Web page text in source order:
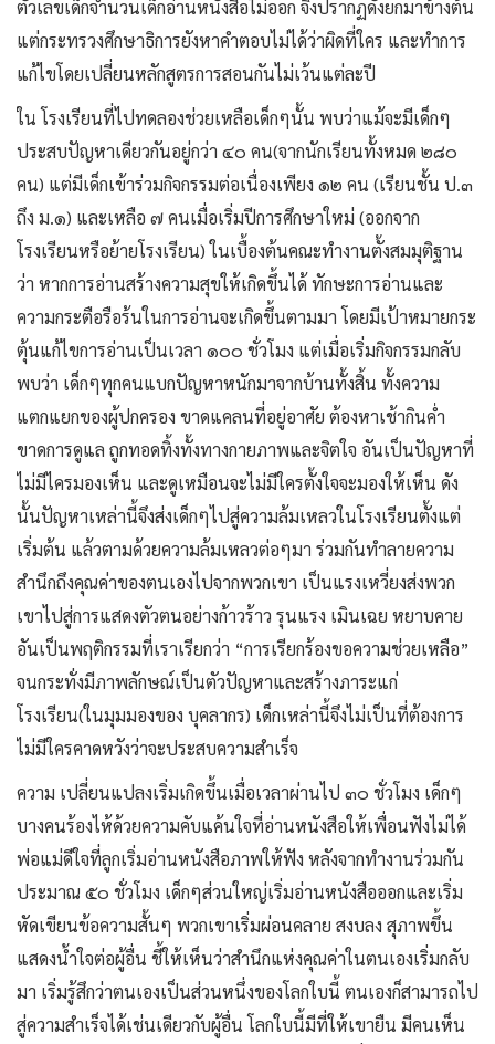
ตัวเลขเด็กจำนวนเด็กอ่านหนังสือไม่ออก จึงปรากฏดังยกมาข้างต้น
แต่กระทรวงศึกษาธิการยังหาคำตอบไม่ได้ว่าผิดที่ใคร และทำการ
แก้ไขโดยเปลี่ยนหลักสูตรการสอนกันไม่เว้นแต่ละปี
ใน โรงเรียนที่ไปทดลองช่วยเหลือเด็กๆนั้น พบว่าแม้จะมีเด็กๆ
ประสบปัญหาเดียวกันอยู่กว่า ๔๐ คน(จากนักเรียนทั้งหมด ๒๘๐
คน) แต่มีเด็กเข้าร่วมกิจกรรมต่อเนื่องเพียง ๑๒ คน (เรียนชั้น ป.๓
ถึง ม.๑) และเหลือ ๗ คนเมื่อเริ่มปีการศึกษาใหม่ (ออกจาก
โรงเรียนหรือย้ายโรงเรียน) ในเบื้องต้นคณะทำงานตั้งสมมุติฐาน
ว่า หากการอ่านสร้างความสุขให้เกิดขึ้นได้ ทักษะการอ่านและ
ความกระตือรือร้นในการอ่านจะเกิดขึ้นตามมา โดยมีเป้าหมายกระ
ตุ้นแก้ไขการอ่านเป็นเวลา ๑๐๐ ชั่วโมง แต่เมื่อเริ่มกิจกรรมกลับ
พบว่า เด็กๆทุกคนแบกปัญหาหนักมาจากบ้านทั้งสิ้น ทั้งความ
แตกแยกของผู้ปกครอง ขาดแคลนที่อยู่อาศัย ต้องหาเช้ากินค่ำ
ขาดการดูแล ถูกทอดทิ้งทั้งทางกายภาพและจิตใจ อันเป็นปัญหาที่
ไม่มีไครมองเห็น และดูเหมือนจะไม่มีใครตั้งใจจะมองให้เห็น ดัง
นั้นปัญหาเหล่านี้จึงส่งเด็กๆไปสู่ความล้มเหลวในโรงเรียนตั้งแต่
เริ่มต้น แล้วตามด้วยความล้มเหลวต่อๆมา ร่วมกันทำลายความ
สำนึกถึงคุณค่าของตนเองไปจากพวกเขา เป็นแรงเหวี่ยงส่งพวก
เขาไปสู่การแสดงตัวตนอย่างก้าวร้าว รุนแรง เมินเฉย หยาบคาย
อันเป็นพฤติกรรมที่เราเรียกว่า “การเรียกร้องขอความช่วยเหลือ”
จนกระทั่งมีภาพลักษณ์เป็นตัวปัญหาและสร้างภาระแก่
โรงเรียน(ในมุมมองของ บุคลากร) เด็กเหล่านี้จึงไม่เป็นที่ต้องการ
ไม่มีใครคาดหวังว่าจะประสบความสำเร็จ
ความ เปลี่ยนแปลงเริ่มเกิดขึ้นเมื่อเวลาผ่านไป ๓๐ ชั่วโมง เด็กๆ
บางคนร้องไห้ด้วยความคับแค้นใจที่อ่านหนังสือให้เพื่อนฟังไม่ได้
พ่อแม่ดีใจที่ลูกเริ่มอ่านหนังสือภาพให้ฟัง หลังจากทำงานร่วมกัน
ประมาณ ๕๐ ชั่วโมง เด็กๆส่วนใหญ่เริ่มอ่านหนังสือออกและเริ่ม
หัดเขียนข้อความสั้นๆ พวกเขาเริ่มผ่อนคลาย สงบลง สุภาพขึ้น
แสดงน้ำใจต่อผู้อื่น ชี้ให้เห็นว่าสำนึกแห่งคุณค่าในตนเองเริ่มกลับ
มา เริ่มรู้สึกว่าตนเองเป็นส่วนหนึ่งของโลกใบนี้ ตนเองก็สามารถไป
สู่ความสำเร็จได้เช่นเดียวกับผู้อื่น โลกใบนี้มีที่ให้เขายืน มีคนเห็น